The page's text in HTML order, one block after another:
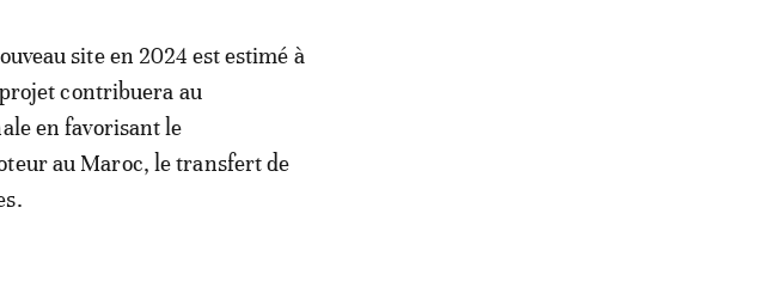
site en 2024 est estimé à
contribuera au
en favorisant le
au Maroc, le transfert de